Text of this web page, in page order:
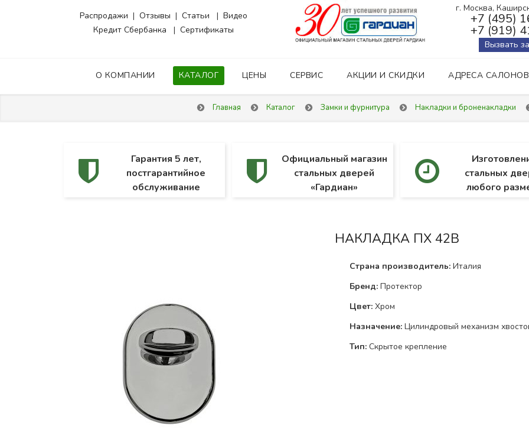
Распродажи | Отзывы | Статьи | Видео
Кредит Сбербанка | Сертификаты
г. Москва,
+7 (495)
+7 (919)
Вызвать
О КОМПАНИИ КАТАЛОГ ЦЕНЫ СЕРВИС АКЦИИ И СКИДКИ АДРЕСА САЛОНОВ
Главная Каталог Замки и фурнитура Накладки и броненакладки
Гарантия 5 лет,
постгарантийное
обслуживание
Официальный магазин
стальных дверей
«Гардиан»
стальных
любого
НАКЛАДКА ПХ 42В
Страна производитель: Италия
Бренд: Протектор
Цвет: Хром
Назначение: Цилиндровый механизм
Тип: Скрытое крепление